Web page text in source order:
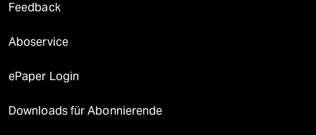
Feedback
Aboservice
ePaper Login
Downloads für Abonnierende